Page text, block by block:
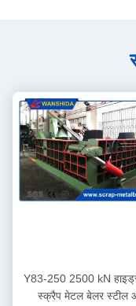
Y83-250 2500 kN
स्क्रैप मेटल बेलर स्टील